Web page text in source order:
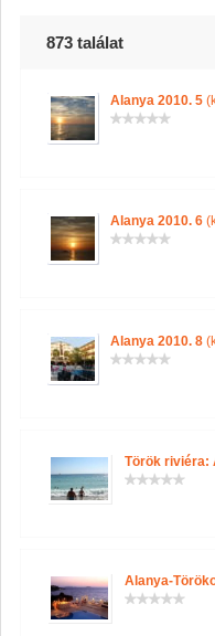
873 találat
Alanya 2010. 5
Alanya 2010. 6
Alanya 2010. 8
Török riviéra:
Alanya-